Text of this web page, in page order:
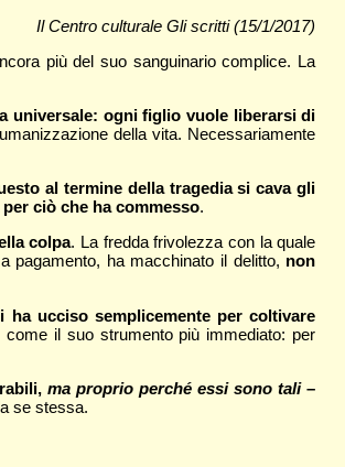
Il Centro culturale Gli scritti (15/1/2017)
più del suo sanguinario complice. La
universale: ogni figlio vuole liberarsi di
della vita. Necessariamente
al termine della tragedia si cava gli
ciò che ha commesso.
colpa. La fredda frivolezza con la quale
pagamento, ha macchinato il delitto, non
ucciso semplicemente per coltivare
il suo strumento più immediato: per
ma proprio perché essi sono tali–
se stessa.